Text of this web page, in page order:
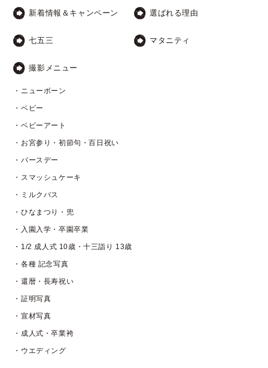
新着情報＆キャンペーン 選ばれる理由
七五三 マタニティ
撮影メニュー
・ニューボーン
・ベビー
・ベビーアート
・お宮参り・初節句・百日祝い
・バースデー
・スマッシュケーキ
・ミルクバス
・ひなまつり・兜
・入園入学・卒園卒業
・1/2 成人式 10歳・十三詣り 13歳
・各種 記念写真
・還暦・長寿祝い
・証明写真
・宣材写真
・成人式・卒業袴
・ウエディング